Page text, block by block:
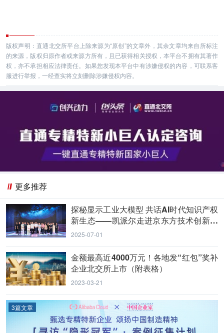
版权声明：直通北交所平台上除来源为“原创”的文章外，其余文章均来自所标注
的来源，版权归原作者或来源方所有，且已获得相关授权，本平台不拥有其著作
权，亦不承担相应法律责任。如果您发现本平台中有涉嫌侵权的内容，可联系客
服进行举报，一经查实将立刻删除涉嫌侵权内容。
更多推荐
探秘显示工业大模型 共话AI时代知识产权
新生态——凯派尔走进京东方技术创新中
心
2025-07-01
金额最高近4000万元！各地发“红包”奖补
企业北交所上市（附表格）
2023-03-21
3篇文章